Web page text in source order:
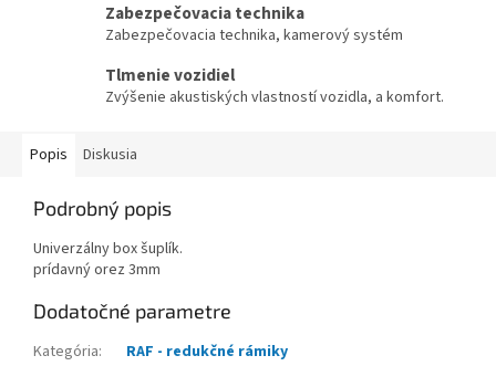
Zabezpečovacia technika
Zabezpečovacia technika, kamerový systém
Tlmenie vozidiel
Zvýšenie akustiských vlastností vozidla, a komfort.
Popis Diskusia
Podrobný popis
Univerzálny box šuplík.
prídavný orez 3mm
Dodatočné parametre
Kategória:
RAF - redukčné rámiky